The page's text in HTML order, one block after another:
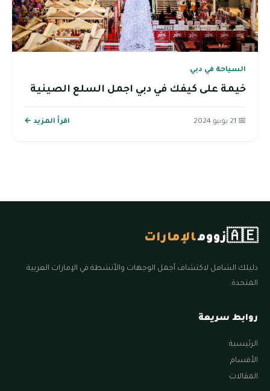
السياحة في دبي
خيمة على كيفك في دبي اجمل السلع الصينية
📅 21 يونيو 2024 اقرأ المزيد ←
🇦🇪زوومالإمارات
دليلك الشامل لاكتشاف أجمل الوجهات والأنشطة في الإمارات العربية
المتحدة.
روابط سريعة
الرئيسية
الأقسام
المقالات